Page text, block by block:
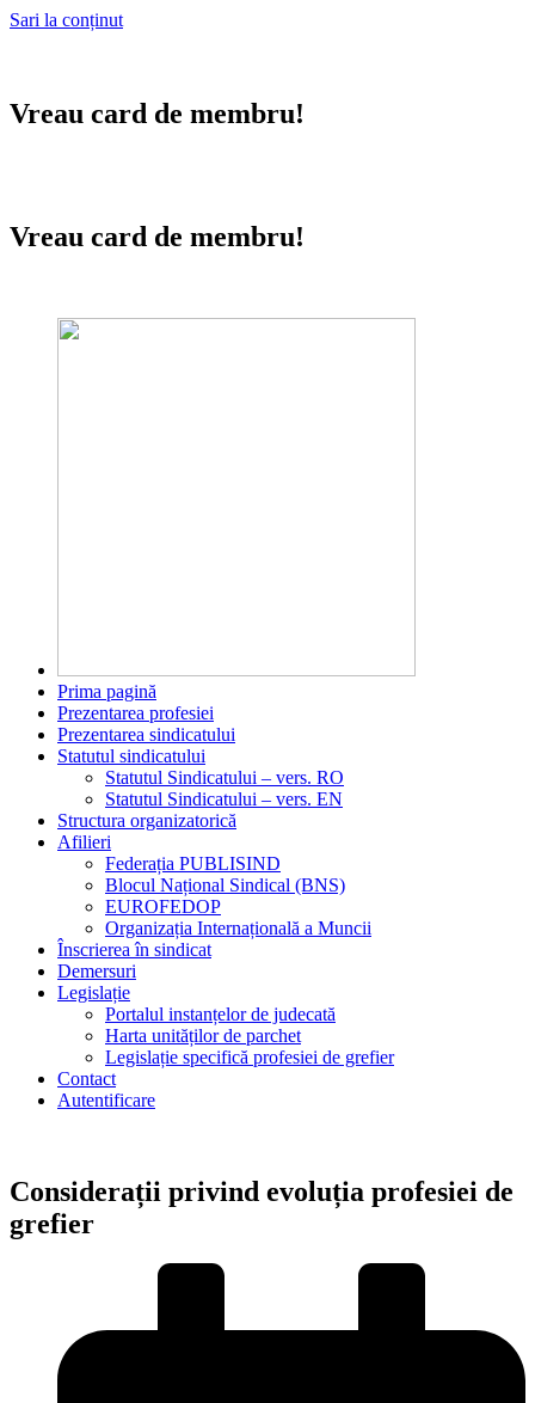
Sari la conținut
Vreau card de membru!
Vreau card de membru!
Prima pagină
Prezentarea profesiei
Prezentarea sindicatului
Statutul sindicatului
Statutul Sindicatului – vers. RO
Statutul Sindicatului – vers. EN
Structura organizatorică
Afilieri
Federația PUBLISIND
Blocul Național Sindical (BNS)
EUROFEDOP
Organizația Internațională a Muncii
Înscrierea în sindicat
Demersuri
Legislație
Portalul instanțelor de judecată
Harta unităților de parchet
Legislație specifică profesiei de grefier
Contact
Autentificare
Considerații privind evoluția profesiei de
grefier